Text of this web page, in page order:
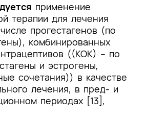
применение
терапии для лечения
прогестагенов (по
комбинированных
((КОК) – по
и эстрогены,
сочетания)) в качестве
лечения, в пред- и
периодах [13],